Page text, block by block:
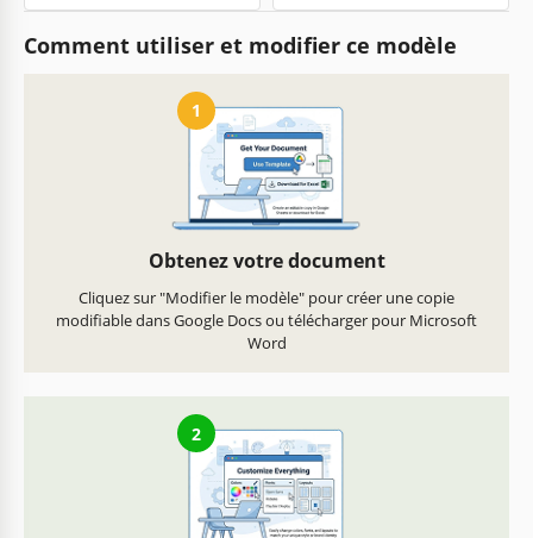
Comment utiliser et modifier ce modèle
1
Obtenez votre document
Cliquez sur "Modifier le modèle" pour créer une copie
modifiable dans Google Docs ou télécharger pour Microsoft
Word
2